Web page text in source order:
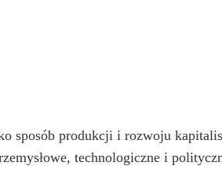
sposób produkcji i rozwoju
technologiczne i